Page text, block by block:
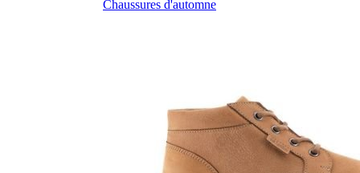
Chaussures d'automne